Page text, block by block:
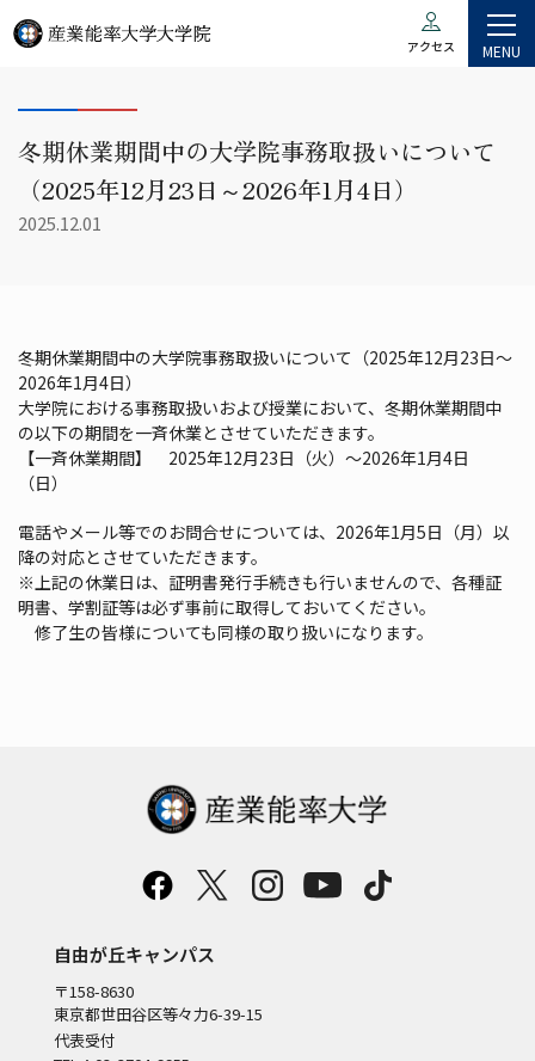
アクセス MENU
冬期休業期間中の大学院事務取扱いについて
（2025年12月23日～2026年1月4日）
2025.12.01
冬期休業期間中の大学院事務取扱いについて（2025年12月23日～
2026年1月4日）
大学院における事務取扱いおよび授業において、冬期休業期間中
の以下の期間を一斉休業とさせていただきます。
【一斉休業期間】 2025年12月23日（火）～2026年1月4日
（日）
電話やメール等でのお問合せについては、2026年1月5日（月）以
降の対応とさせていただきます。
※上記の休業日は、証明書発行手続きも行いませんので、各種証
明書、学割証等は必ず事前に取得しておいてください。
修了生の皆様についても同様の取り扱いになります。
自由が丘キャンパス
〒158-8630
東京都世田谷区等々力6-39-15
代表受付